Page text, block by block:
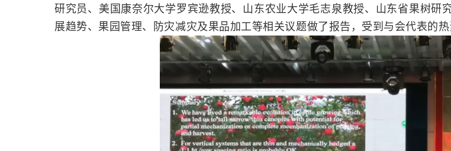
研究员、美国康奈尔大学罗宾逊教授、山东农业大学毛志泉教授、山东省果树研
展趋势、果园管理、防灾减灾及果品加工等相关议题做了报告，受到与会代表的热